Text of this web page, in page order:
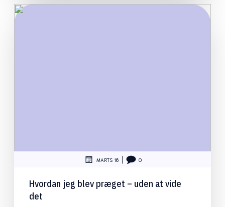
MARTS 16 0
Hvordan jeg blev præget – uden at vide
det